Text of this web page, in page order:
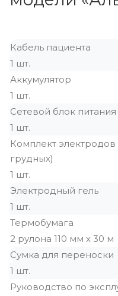
Кабель пациента
1 шт.
Аккумулятор
1 шт.
Сетевой блок питания
1 шт.
Комплект
грудных)
1 шт.
Электродный гель
1 шт.
Термобумага
2 рулона 110 мм х 30 м
Сумка для переноски
1 шт.
Руководство по